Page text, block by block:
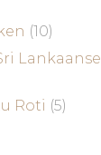
(10)
Lankaanse
Roti (5)